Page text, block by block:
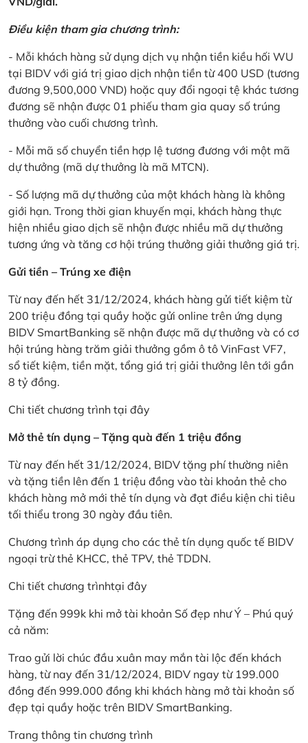
Điều kiện tham gia chương trình:
- Mỗi khách hàng sử dụng dịch vụ nhận tiền kiều hối WU
tại BIDV với giá trị giao dịch nhận tiền từ 400 USD (tương
đương 9,500,000 VND) hoặc quy đổi ngoại tệ khác tương
đương sẽ nhận được 01 phiếu tham gia quay số trúng
thưởng vào cuối chương trình.
- Mỗi mã số chuyển tiền hợp lệ tương đương với một mã
dự thưởng (mã dự thưởng là mã MTCN).
- Số lượng mã dự thưởng của một khách hàng là không
giới hạn. Trong thời gian khuyến mại, khách hàng thực
hiện nhiều giao dịch sẽ nhận được nhiều mã dự thưởng
tương ứng và tăng cơ hội trúng thưởng giải thưởng giá trị.
Gửi tiền – Trúng xe điện
Từ nay đến hết 31/12/2024, khách hàng gửi tiết kiệm từ
200 triệu đồng tại quầy hoặc gửi online trên ứng dụng
BIDV SmartBanking sẽ nhận được mã dự thưởng và có cơ
hội trúng hàng trăm giải thưởng gồm ô tô VinFast VF7,
sổ tiết kiệm, tiền mặt, tổng giá trị giải thưởng lên tới gần
8 tỷ đồng.
Chi tiết chương trình tại đây
Mở thẻ tín dụng – Tặng quà đến 1 triệu đồng
Từ nay đến hết 31/12/2024, BIDV tặng phí thường niên
và tặng tiền lên đến 1 triệu đồng vào tài khoản thẻ cho
khách hàng mở mới thẻ tín dụng và đạt điều kiện chi tiêu
tối thiểu trong 30 ngày đầu tiên.
Chương trình áp dụng cho các thẻ tín dụng quốc tế BIDV
ngoại trừ thẻ KHCC, thẻ TPV, thẻ TDDN.
Chi tiết chương trìnhtại đây
Tặng đến 999k khi mở tài khoản Số đẹp như Ý – Phú quý
cả năm:
Trao gửi lời chúc đầu xuân may mắn tài lộc đến khách
hàng, từ nay đến 31/12/2024, BIDV ngay từ 199.000
đồng đến 999.000 đồng khi khách hàng mở tài khoản số
đẹp tại quầy hoặc trên BIDV SmartBanking.
Trang thông tin chương trình